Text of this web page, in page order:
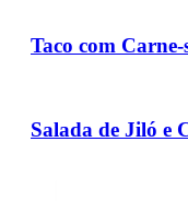
Taco com Carne-
Salada de Jiló e